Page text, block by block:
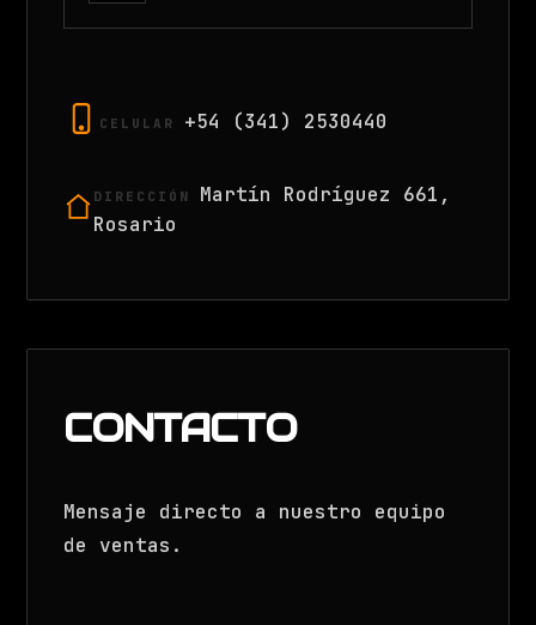
CELULAR +54 (341) 2530440
DIRECCIÓN
Martín Rodríguez 661,
Rosario
CONTACTO
Mensaje directo a nuestro equipo
de ventas.